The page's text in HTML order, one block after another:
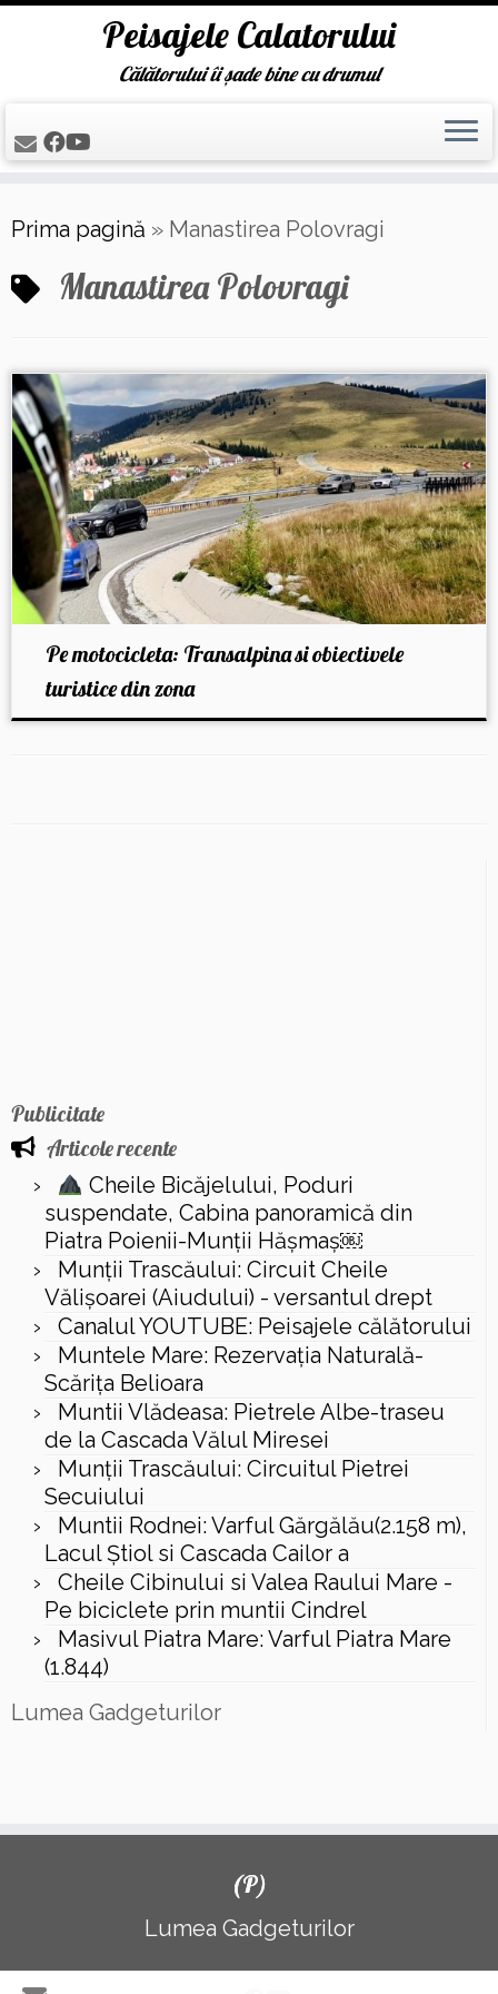
to
content
Peisajele Calatorului
Călătorului îi șade bine cu drumul
Prima pagină » Manastirea Polovragi
Manastirea Polovragi
Pe motocicleta: Transalpina si obiectivele
turistice din zona
Publicitate
Articole recente
Cheile Bicăjelului, Poduri
suspendate, Cabina panoramică din
Piatra Poienii-Munții Hășmaș￼
Munții Trascăului: Circuit Cheile
Vălișoarei (Aiudului) - versantul drept
Canalul YOUTUBE: Peisajele călătorului
Muntele Mare: Rezervaţia Naturală-
Scăriţa Belioara
Muntii Vlădeasa: Pietrele Albe-traseu
de la Cascada Vălul Miresei
Munții Trascăului: Circuitul Pietrei
Secuiului
Muntii Rodnei: Varful Gărgălău(2.158 m),
Lacul Ştiol si Cascada Cailor a
Cheile Cibinului si Valea Raului Mare -
Pe biciclete prin muntii Cindrel
Masivul Piatra Mare: Varful Piatra Mare
(1.844)
Lumea Gadgeturilor
(P)
Lumea Gadgeturilor